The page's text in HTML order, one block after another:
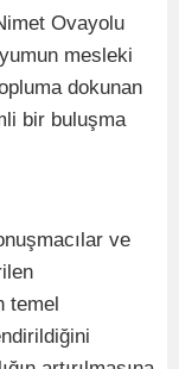
Ovayolu
mesleki
dokunan
bir buluşma
ve
temel